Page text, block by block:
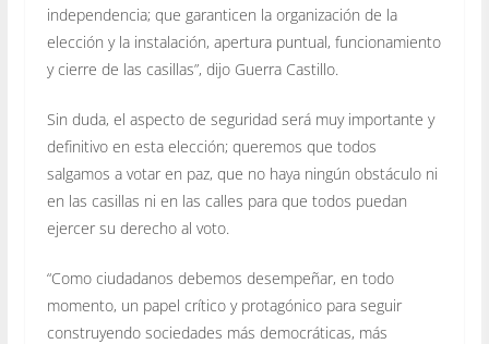
independencia; que garanticen la organización de la
elección y la instalación, apertura puntual, funcionamiento
y cierre de las casillas”, dijo Guerra Castillo.
Sin duda, el aspecto de seguridad será muy importante y
definitivo en esta elección; queremos que todos
salgamos a votar en paz, que no haya ningún obstáculo ni
en las casillas ni en las calles para que todos puedan
ejercer su derecho al voto.
“Como ciudadanos debemos desempeñar, en todo
momento, un papel crítico y protagónico para seguir
construyendo sociedades más democráticas, más